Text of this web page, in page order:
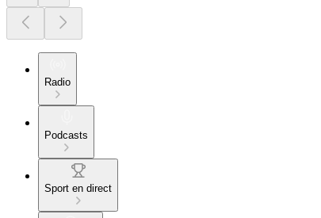
Radio
Podcasts
Sport en direct